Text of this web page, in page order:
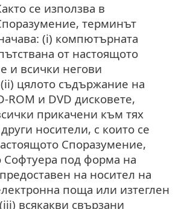
се използва в
терминът
(i) компютърната
от настоящото
и всички негови
цялото съдържание на
ROM и DVD дисковете,
прикачени към тях
носители, с които се
Споразумение,
под форма на
на носител на
поща или изтеглен
всякакви свързани